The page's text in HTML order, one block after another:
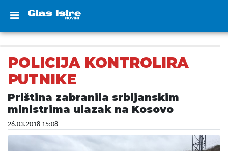
POLICIJA KONTROLIRA
PUTNIKE
Priština zabranila srbijanskim
ministrima ulazak na Kosovo
26.03.2018 15:08